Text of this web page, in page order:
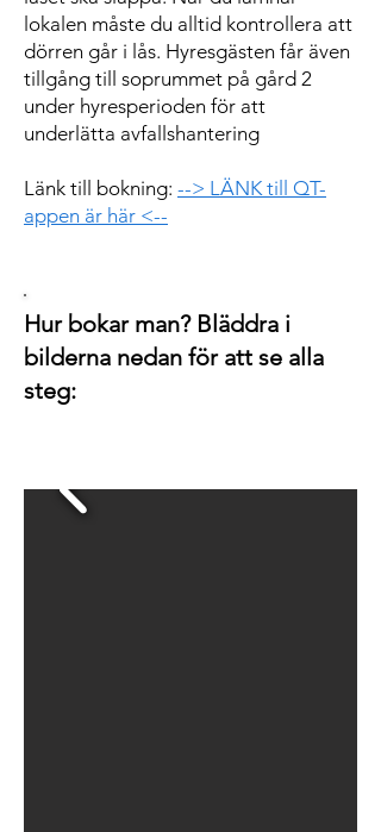
lokalen måste du alltid kontrollera att
dörren går i lås. Hyresgästen får även
tillgång till soprummet på gård 2
under hyresperioden för att
underlätta avfallshantering
Länk till bokning: --> LÄNK till QT-
appen är här <--
Hur bokar man? Bläddra i
bilderna nedan för att se alla
steg: